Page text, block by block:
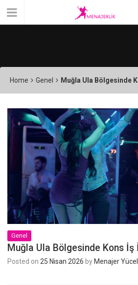
Home Genel Muğla Ula Bölgesinde
Genel
Muğla Ula Bölgesinde Kons İş
Posted on 25 Nisan 2026 by Menajer Yücel